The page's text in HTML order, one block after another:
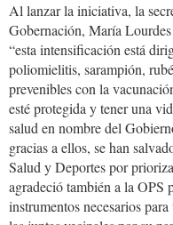
Al lanzar la iniciativa, la
Gobernación, María
“esta intensificación está
poliomielitis, sarampión,
prevenibles con la
esté protegida y tener una
salud en nombre del
gracias a ellos, se han
Salud y Deportes por
agradeció también a la
instrumentos necesarios